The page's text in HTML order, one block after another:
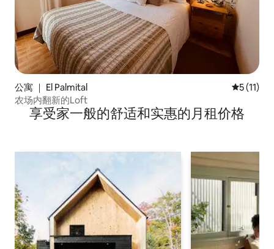
公寓 ｜ El Palmital 平均评分
5 (11)
农场内翻新的Loft
享受家一般的舒适和实惠的月租价格